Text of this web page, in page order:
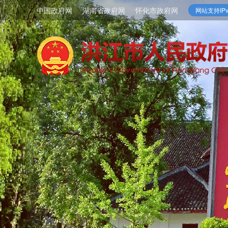
中国政府网 湖南省政府网 怀化市政府网 网站支持